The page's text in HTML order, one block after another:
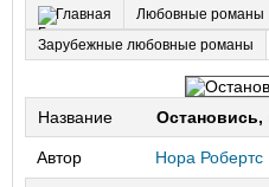
Главная
Любовные романы
Зарубежные любовные романы
Название Остановись,
Автор Нора Робертс